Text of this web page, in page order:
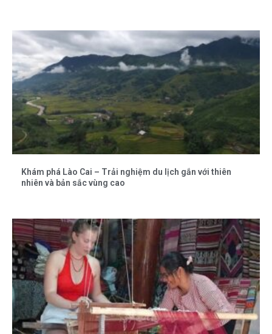
Khám phá Lào Cai – Trải nghiệm du lịch gắn với thiên
nhiên và bản sắc vùng cao